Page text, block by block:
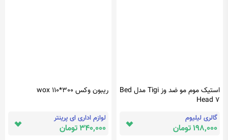
استیک موم مو ضد وز Tigi مدل Bed
Head 7
ریبون وکس wox 110*300